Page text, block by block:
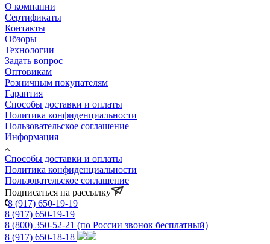
О компании
Сертификаты
Контакты
Обзоры
Технологии
Задать вопрос
Оптовикам
Розничным покупателям
Гарантия
Способы доставки и оплаты
Политика конфиденциальности
Пользовательское соглашение
Информация
Способы доставки и оплаты
Политика конфиденциальности
Пользовательское соглашение
Подписаться на рассылку
8 (917) 650-19-19
8 (917) 650-19-19
8 (800) 350-52-21 (по России звонок бесплатный)
8 (917) 650-18-18